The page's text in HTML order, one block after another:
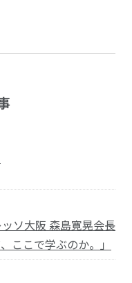
ッソ大阪 森島寛晃会長
ここで学ぶのか。」